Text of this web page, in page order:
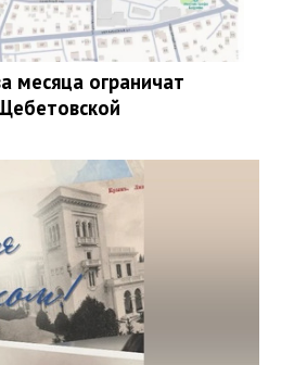
месяца ограничат